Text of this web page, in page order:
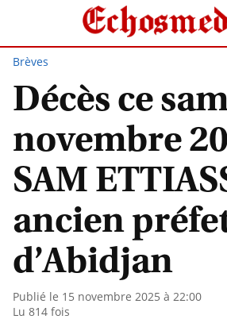
Brèves
Décès ce
novembre
SAM
ancien
d’Abidjan
Publié le 15 novembre 2025 à 22:00
Lu 814 fois